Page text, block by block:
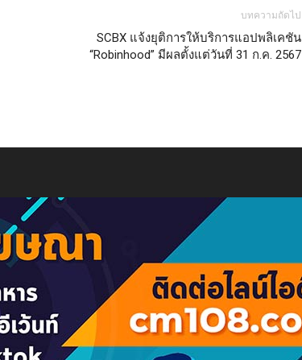
บทความถัดไป
SCBX แจ้งยุติการให้บริการแอปพลิเคชัน
“Robinhood” มีผลตั้งแต่วันที่ 31 ก.ค. 2567